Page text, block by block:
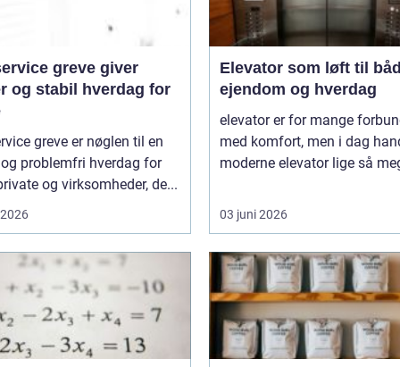
greve giver
og stabil hverdag for
greve er nøglen til en
problemfri hverdag for
og virksomheder, de...
Elevator som løft til
ejendom og hverdag
elevator er for mange
med komfort, men i dag
moderne elevator lige så
03 juni 2026